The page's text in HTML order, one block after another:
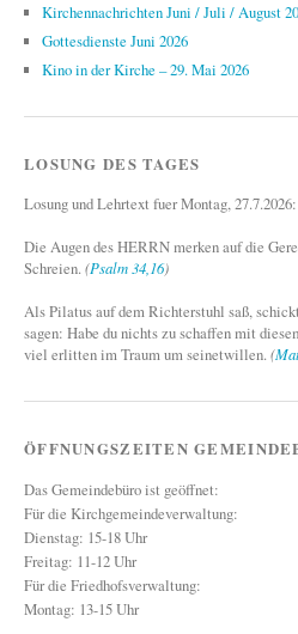
Kirchennachrichten Juni / Juli / August
Gottesdienste Juni 2026
Kino in der Kirche – 29. Mai 2026
LOSUNG DES TAGES
Losung und Lehrtext fuer Montag, 27.7.2026:
Die Augen des HERRN merken auf die
Schreien.(Psalm 34,16)
Als Pilatus auf dem Richterstuhl saß,
sagen: Habe du nichts zu schaffen mit
viel erlitten im Traum um seinetwillen.(
ÖFFNUNGSZEITEN
Das Gemeindebüro ist geöffnet:
Für die Kirchgemeindeverwaltung:
Dienstag: 15-18 Uhr
Freitag: 11-12 Uhr
Für die Friedhofsverwaltung:
Montag: 13-15 Uhr